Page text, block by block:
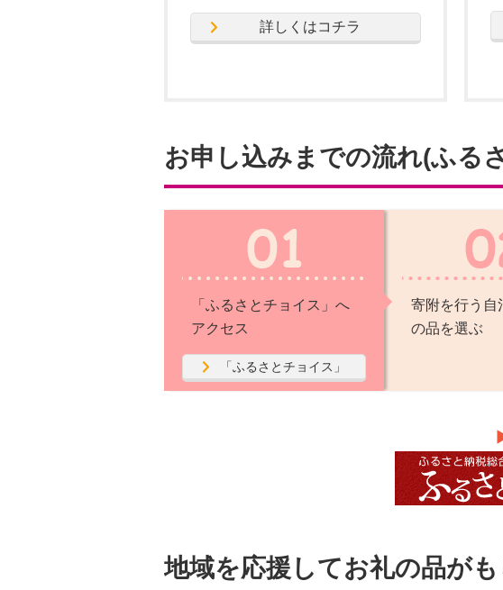
詳しくはコチラ
お申し込みまでの流れ(ふる
「ふるさとチョイス」へ
アクセス
「ふるさとチョイス」
寄附を行う自
の品を選ぶ
地域を応援してお礼の品がも